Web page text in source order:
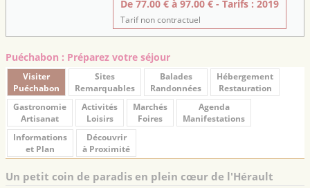
De 77.00 € à 97.00 € - Tarifs : 2019
Tarif non contractuel
Puéchabon : Préparez votre séjour
Visiter
Puéchabon
Sites
Remarquables
Balades
Randonnées
Hébergement
Restauration
Gastronomie
Artisanat
Activités
Loisirs
Marchés
Foires
Agenda
Manifestations
Informations
et Plan
Découvrir
à Proximité
Un petit coin de paradis en plein cœur de l'Hérault